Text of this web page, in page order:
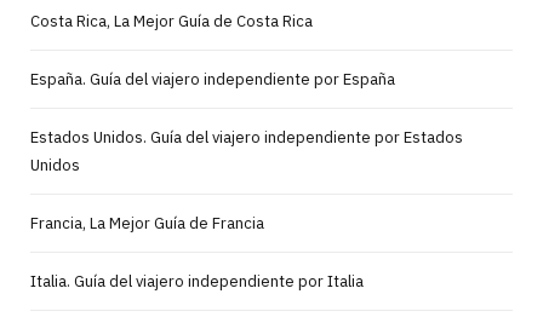
Costa Rica, La Mejor Guía de Costa Rica
España. Guía del viajero independiente por España
Estados Unidos. Guía del viajero independiente por Estados
Unidos
Francia, La Mejor Guía de Francia
Italia. Guía del viajero independiente por Italia